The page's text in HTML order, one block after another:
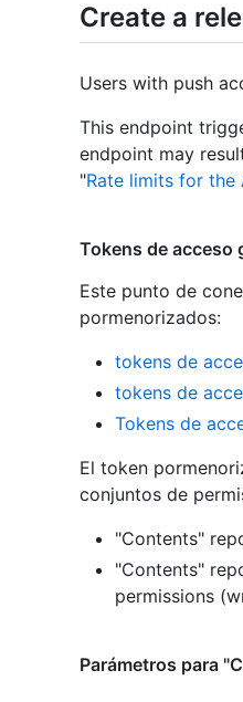
Create a
Users with push
This endpoint
endpoint may
"Rate limits for the
Tokens de acceso
Este punto de
pormenorizados:
tokens de
tokens de
Tokens de
El token
conjuntos de
"Contents"
"Contents"
permissions
Parámetros para